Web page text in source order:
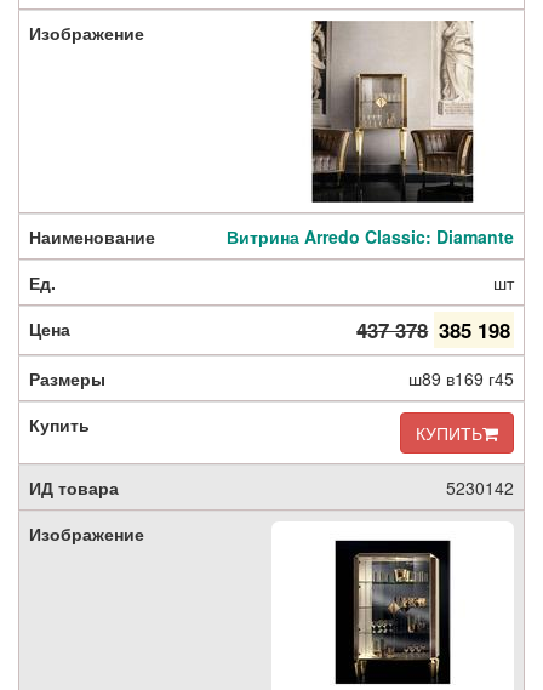
Витрина Arredo Classic: Diamante
шт
437 378 385 198
ш89 в169 г45
КУПИТЬ
5230142